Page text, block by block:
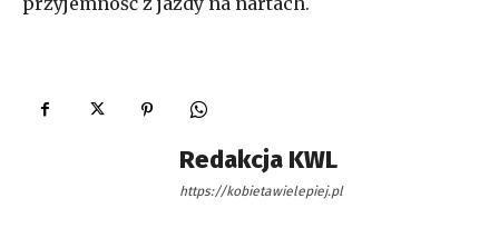
Redakcja KWL
https://kobietawielepiej.pl